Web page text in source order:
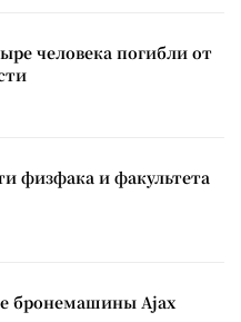
человека погибли от
физфака и факультета
бронемашины Ajax